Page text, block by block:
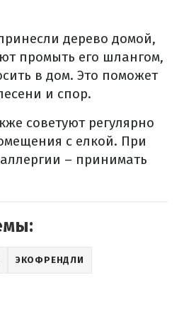
дерево домой,
промыть его шлангом,
в дом. Это поможет
и спор.
советуют регулярно
с елкой. При
– принимать
ЭКОФРЕНДЛИ